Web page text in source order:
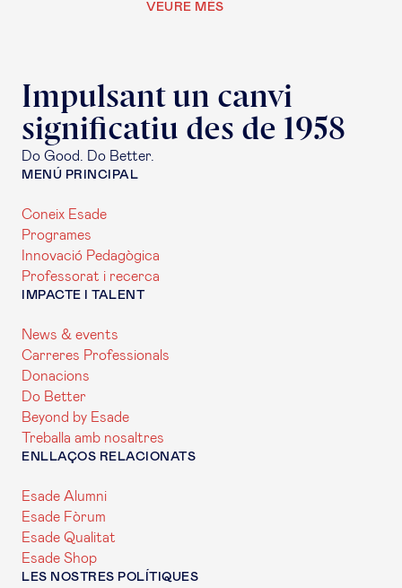
VEURE MÉS
Impulsant un canvi
significatiu des de 1958
Do Good. Do Better.
MENÚ PRINCIPAL
Coneix Esade
Programes
Innovació Pedagògica
Professorat i recerca
IMPACTE I TALENT
News & events
Carreres Professionals
Donacions
Do Better
Beyond by Esade
Treballa amb nosaltres
ENLLAÇOS RELACIONATS
Esade Alumni
Esade Fòrum
Esade Qualitat
Esade Shop
LES NOSTRES POLÍTIQUES